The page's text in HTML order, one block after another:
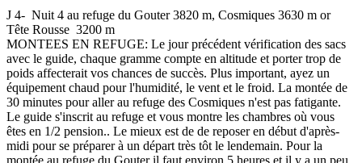
J 4- Nuit 4 au refuge du Gouter 3820 m, Cosmiques 3630 m or
Tête Rousse 3200 m
MONTEES EN REFUGE: Le jour précédent vérification des sacs
avec le guide, chaque gramme compte en altitude et porter trop de
poids affecterait vos chances de succès. Plus important, ayez un
équipement chaud pour l'humidité, le vent et le froid. La montée de
30 minutes pour aller au refuge des Cosmiques n'est pas fatigante.
Le guide s'inscrit au refuge et vous montre les chambres où vous
êtes en 1/2 pension.. Le mieux est de de reposer en début d'après-
midi pour se préparer à un départ très tôt le lendemain. Pour la
montée au refuge du Gouter il faut environ 5 heures et il y a un peu